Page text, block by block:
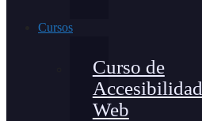
Cursos
Curso de
Accesibilidad
Web